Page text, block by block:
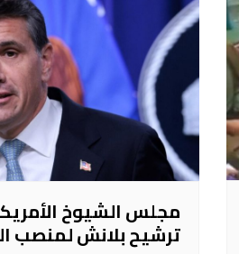
مجلس الشيوخ
ترشيح بلانش لمنصب